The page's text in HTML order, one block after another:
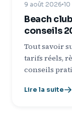
9 août 2026
Beach
conseils
Tout savoir
tarifs réels,
conseils
Lire la suite